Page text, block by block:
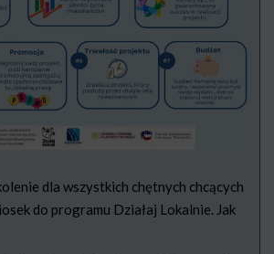
dla wszystkich chętnych chcących
do programu Działaj Lokalnie. Jak